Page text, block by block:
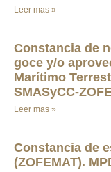
Leer mas »
Constancia de
goce y/o
Marítimo
SMASyCC-
Leer mas »
Constancia de
(ZOFEMAT).